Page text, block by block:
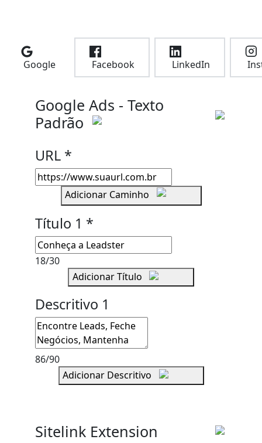
Google Facebook LinkedIn
Google Ads - Texto
Padrão
URL *
Adicionar Caminho
Título 1 *
18/30
Adicionar Título
Descritivo 1
86/90
Adicionar Descritivo
Sitelink Extension